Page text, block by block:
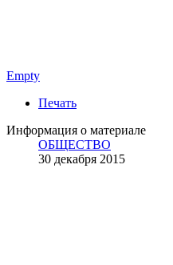
Empty
Печать
Информация о материале
ОБЩЕСТВО
30 декабря 2015